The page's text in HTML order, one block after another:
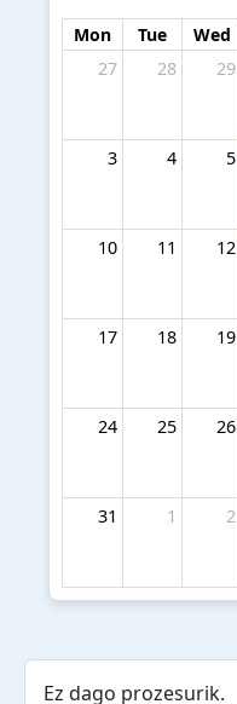
Mon Tue Wed
27
28 29
3 4 5
10 11 12
17 18 19
24 25 26
31 1 2
Ez dago prozesurik.